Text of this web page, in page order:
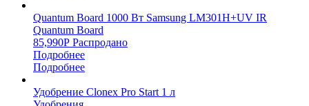
Quantum Board 1000 Вт Samsung LM301H+UV IR
Quantum Board
85,990Р Распродано
Подробнее
Подробнее
Удобрение Clonex Pro Start 1 л